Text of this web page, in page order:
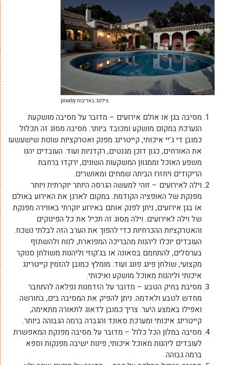
צילום: באדיבות pixaby
מסיבה בגן או אולם אירועים – מדובר על מסיבה מושקעת
הנערכת במקום מושקע ומכובד ביותר. מסיבה מסוג זה תכלול
כמובן די ג’יי איכותי, קייטרינג מפנק ואטרקציות שונות שישעשעו
את האורחים, כגון דוכן מגנטים, רקדניות ועוד. העובדים יהנו
משפע האוכל וממגוון המשקעות השונים, ירקדו ברחבת
הריקודים ויחזרו הביתה שמחים ומאושרים.
וילה לאירועים – זוהי למעשה הגרסה היותר יוקרתית ויותר
מפנקת של האופציה הקודמת. במקום לארגן את האירוע באולם
או בגן אירועים, ניתן לפנק אותם באירוע יוקרתי באווירה מפנקת
של וילה לאירועים. וילה מסוג זה תכיל את כל הפינוקים
והאטרקציות ההכרחיות כדי להפוך את הערב הזה לבלתי נשכח.
העובדים יוכלו ליהנות מהבריכה המפוארת, לנוח ולהשתזף
בערסלים, להתחמם בסאונה או בג’קוזי וליהנות משולחן סנוקר
מקצועי, שולחן פינג פונג ועוד. מומלץ כמובן להזמין קייטרינג
איכותי וליהנות מאוכל מושקע ואיכותי.
מסיבת בחיק הטבע – מדובר על הזדמנות נפלאה להתחבר
מחדש לטבע ולאדמה. ניתן להפיק את המסיבה בים, בחורשה
ואפילו באמצע היער. צריך כמובן לדאוג לתאורה מתאימה,
קייטרינג איכותי ומערכת סאונד והגברה ברמה הגבוהה ביותר.
מסיבה במלון הכל כלול – מדובר על מסיבה מפנקת המאפשרת
לעובדים ליהנות מאוכל איכותי, פינות ישיבה מפנקות וספא
ברמה גבוהה.